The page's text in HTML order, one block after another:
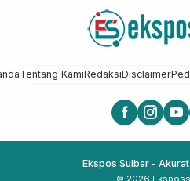
Tentang KamiRedaksiDisclaimer
Ekspos Sulbar -